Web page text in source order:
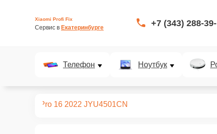
Xiaomi Profi Fix
Сервис в Екатеринбурге +7 (343) 288-
Телефон Ноутбук
Pro 16 2022 JYU4501CN